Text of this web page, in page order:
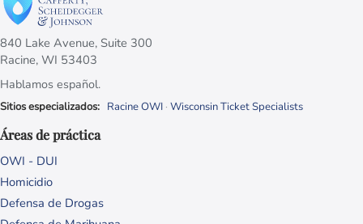
840 Lake Avenue, Suite 300
Racine, WI 53403
Hablamos español.
Sitios especializados: Racine OWI · Wisconsin Ticket Specialists
Áreas de práctica
OWI - DUI
Homicidio
Defensa de Drogas